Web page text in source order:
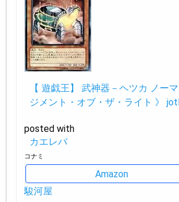
【 遊戯王】 武神器－ヘツカ ノー
ジメント・オブ・ザ・ライト 》
posted with
カエレバ
コナミ
Amazon
駿河屋